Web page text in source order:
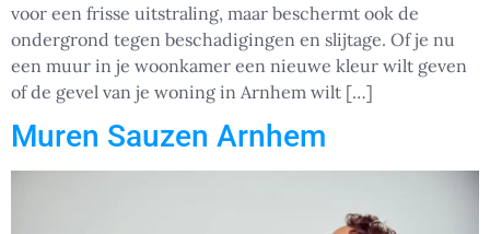
voor een frisse uitstraling, maar beschermt ook de
ondergrond tegen beschadigingen en slijtage. Of je nu
een muur in je woonkamer een nieuwe kleur wilt geven
of de gevel van je woning in Arnhem wilt […]
Muren Sauzen Arnhem